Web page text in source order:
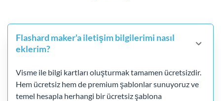
Flashard maker'a iletişim bilgilerimi nasıl
eklerim?
Visme ile bilgi kartları oluşturmak tamamen ücretsizdir.
Hem ücretsiz hem de premium şablonlar sunuyoruz ve
temel hesapla herhangi bir ücretsiz şablona